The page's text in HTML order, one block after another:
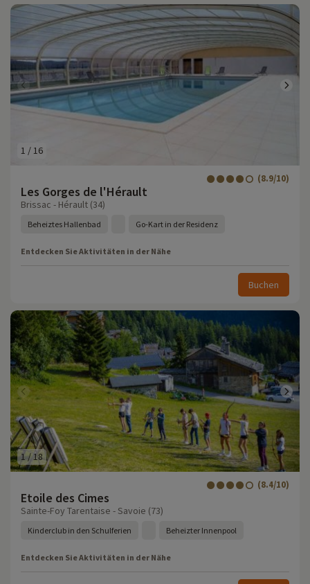
1 /16
Les Gorges de l'Hérault
(8.9/10)
Brissac - Hérault (34)
Beheiztes Hallenbad Go-Kart in der Residenz
Entdecken Sie Aktivitäten in der Nähe
Buchen
1/18
Etoile des Cimes
(8.4/10)
Sainte-Foy Tarentaise - Savoie (73)
Kinderclub in den Schulferien Beheizter Innenpool
Entdecken Sie Aktivitäten in der Nähe